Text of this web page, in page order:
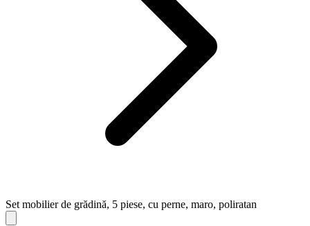
Set mobilier de grădină, 5 piese, cu perne, maro, poliratan